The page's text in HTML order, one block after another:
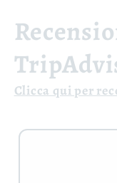
Clicca qui per